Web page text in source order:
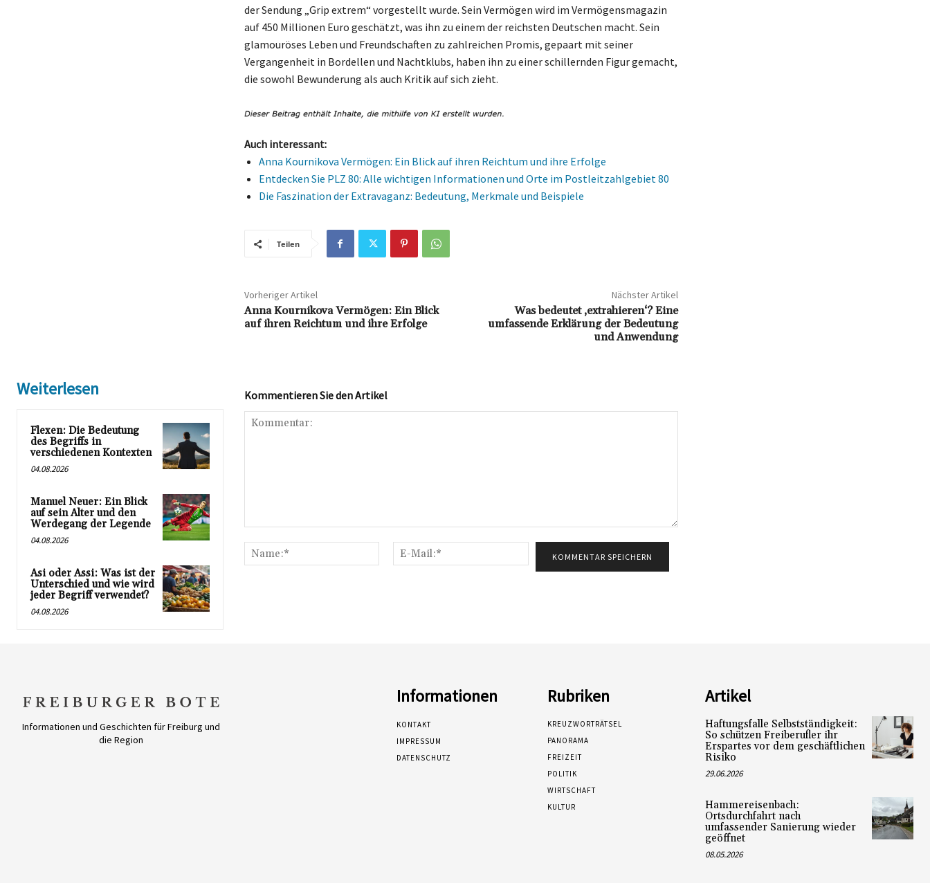
der Sendung „Grip extrem“ vorgestellt wurde. Sein Vermögen wird im Vermögensmagazin
auf 450 Millionen Euro geschätzt, was ihn zu einem der reichsten Deutschen macht. Sein
glamouröses Leben und Freundschaften zu zahlreichen Promis, gepaart mit seiner
Vergangenheit in Bordellen und Nachtklubs, haben ihn zu einer schillernden Figur gemacht,
die sowohl Bewunderung als auch Kritik auf sich zieht.
Auch interessant:
Anna Kournikova Vermögen: Ein Blick auf ihren Reichtum und ihre Erfolge
Entdecken Sie PLZ 80: Alle wichtigen Informationen und Orte im Postleitzahlgebiet 80
Die Faszination der Extravaganz: Bedeutung, Merkmale und Beispiele
Teilen
Vorheriger Artikel
Anna Kournikova Vermögen: Ein Blick
auf ihren Reichtum und ihre Erfolge
Nächster Artikel
Was bedeutet ‚extrahieren‘? Eine
umfassende Erklärung der Bedeutung
und Anwendung
Weiterlesen
Flexen: Die Bedeutung
des Begriffs in
verschiedenen Kontexten
04.08.2026
Manuel Neuer: Ein Blick
auf sein Alter und den
Werdegang der Legende
04.08.2026
Asi oder Assi: Was ist der
Unterschied und wie wird
jeder Begriff verwendet?
04.08.2026
Kommentieren Sie den Artikel
Name:*
Mail:*
Informationen und Geschichten für Freiburg und
die Region
Informationen
KONTAKT
IMPRESSUM
DATENSCHUTZ
Rubriken
KREUZWORTRÄTSEL
PANORAMA
FREIZEIT
POLITIK
WIRTSCHAFT
KULTUR
Artikel
Haftungsfalle Selbstständigkeit:
So schützen Freiberufler ihr
Erspartes vor dem geschäftlichen
Risiko
29.06.2026
Hammereisenbach:
Ortsdurchfahrt nach
umfassender Sanierung wieder
geöffnet
08.05.2026